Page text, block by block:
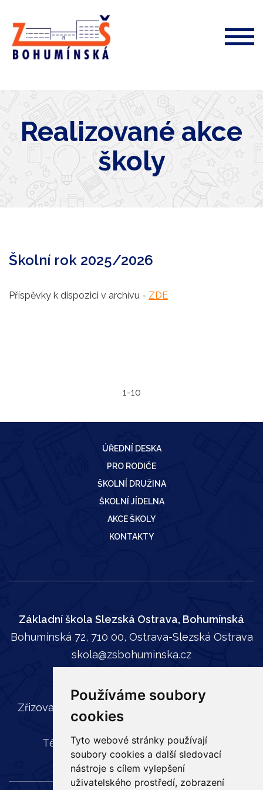
Používáme soubory
cookies
Tyto webové stránky používají
soubory cookies a další sledovací
nástroje s cílem vylepšení
uživatelského prostředí, zobrazení
ZŠ
Bohumínská
72
Realizované akce
školy
Školní rok 2025/2026
Příspěvky k dispozici v archívu - ZDE
1-10
ÚŘEDNÍ DESKA
PRO RODIČE
ŠKOLNÍ DRUŽINA
ŠKOLNÍ JÍDELNA
AKCE ŠKOLY
KONTAKTY
Základní škola Slezská Ostrava, Bohumínská
Bohumínská 72, 710 00, Ostrava-Slezská Ostrava
skola@zsbohuminska.cz
Zřizovatel: Statutární město Ostrava, Městský
obvod Slezská Ostrava,
Těšínská 35, 710 16 Slezská Ostrava